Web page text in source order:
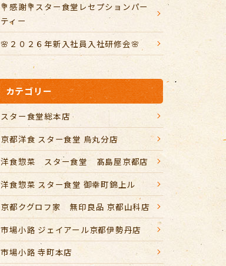
💐感謝💐スター食堂レセプションパー
ティー
🌸２０２６年新入社員入社研修会🌸
カテゴリー
スター食堂総本店
京都洋食 スター食堂 烏丸分店
洋食惣菜 スター食堂 髙島屋京都店
洋食惣菜 スター食堂 御幸町錦上ル
京都クグロフ家 無印良品 京都山科店
市場小路 ジェイアール京都伊勢丹店
市場小路 寺町本店